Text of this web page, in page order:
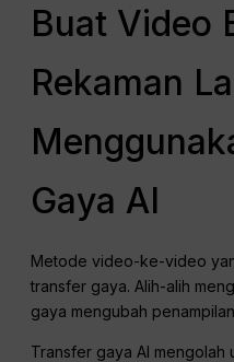
Buat Video
Rekaman
Gaya AI
Metode video-ke-video
transfer gaya. Alih-alih
gaya mengubah
Transfer gaya AI mengolah